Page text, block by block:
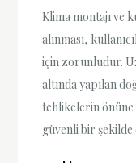
Klima montajı ve
alınması,
için zorunludur.
altında yapılan
tehlikelerin önüne
güvenli bir şekilde